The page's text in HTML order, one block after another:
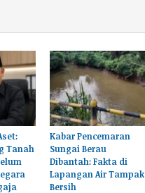
Tanah
Kabar Pencemaran
Sungai Berau
Dibantah: Fakta di
Lapangan Air Tampak
Bersih